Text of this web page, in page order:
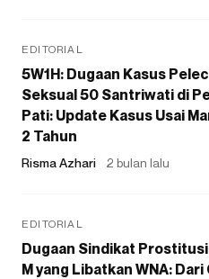
EDITORIAL
5W1H: Dugaan Kasus
Seksual 50 Santriwati di
Pati: Update Kasus Usai
2 Tahun
Risma Azhari 2 bulan lalu
EDITORIAL
Dugaan Sindikat Prostitusi
M yang Libatkan WNA: